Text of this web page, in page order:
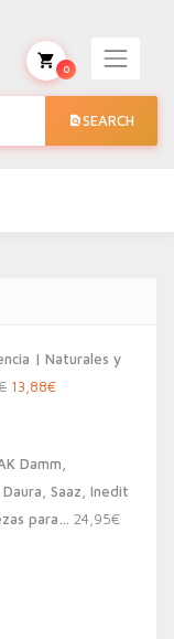
SEARCH
0
| Naturales y
El
era:
20,00€.
13,88€El
es:
13,88€.
Damm,
Saaz, Inedit
para… 24,95€